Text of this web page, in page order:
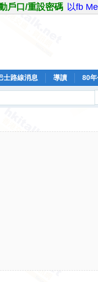
戶口/重設密碼 以fb
士路線消息 導讀 80